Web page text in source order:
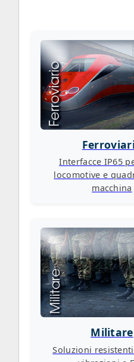
Interfacce IP65
locomotive e
macchina
Militare
Soluzioni